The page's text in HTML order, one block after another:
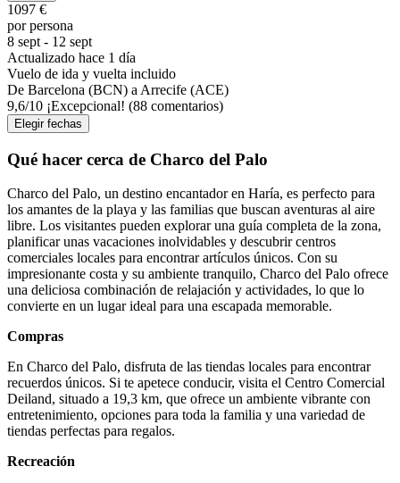
1097 €
por persona
8 sept - 12 sept
Actualizado hace 1 día
Vuelo de ida y vuelta incluido
De Barcelona (BCN) a Arrecife (ACE)
9,6/10 ¡Excepcional! (88 comentarios)
Elegir fechas
Qué hacer cerca de Charco del Palo
Charco del Palo, un destino encantador en Haría, es perfecto para
los amantes de la playa y las familias que buscan aventuras al aire
libre. Los visitantes pueden explorar una guía completa de la zona,
planificar unas vacaciones inolvidables y descubrir centros
comerciales locales para encontrar artículos únicos. Con su
impresionante costa y su ambiente tranquilo, Charco del Palo ofrece
una deliciosa combinación de relajación y actividades, lo que lo
convierte en un lugar ideal para una escapada memorable.
Compras
En Charco del Palo, disfruta de las tiendas locales para encontrar
recuerdos únicos. Si te apetece conducir, visita el Centro Comercial
Deiland, situado a 19,3 km, que ofrece un ambiente vibrante con
entretenimiento, opciones para toda la familia y una variedad de
tiendas perfectas para regalos.
Recreación